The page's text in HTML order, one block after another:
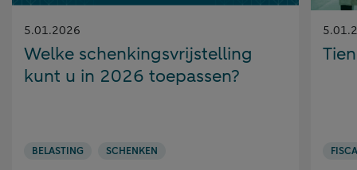
Gepubliceerd
op:
5.01.2026
Welke schenkingsvrijstelling
kunt u in 2026 toepassen?
BELASTING SCHENKEN
op: